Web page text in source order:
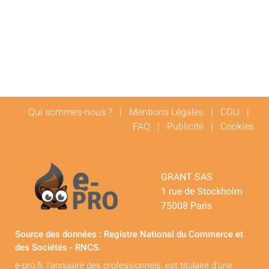
Qui sommes-nous ? | Mentions Légales | CGU |
FAQ | Publicité | Cookies
GRANT SAS
1 rue de Stockholm
75008 Paris
Source des données : Registre National du Commerce et
des Sociétés - RNCS.
e-pro.fr, l'annuaire des professionnels, est titulaire d'une